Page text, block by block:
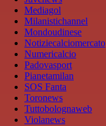
Mediagol
Milanistichannel
Mondoudinese
Notiziecalciomercato
Numericalcio
Padovasport
Pianetamilan
SOS Fanta
Toronews
Tuttobolognaweb
Violanews